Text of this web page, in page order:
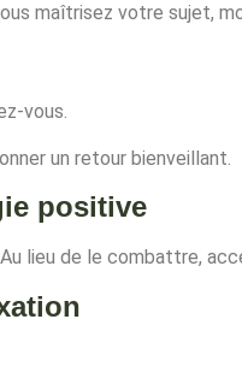
maîtrisez votre sujet,
vous.
un retour bienveillant.
positive
lieu de le combattre,